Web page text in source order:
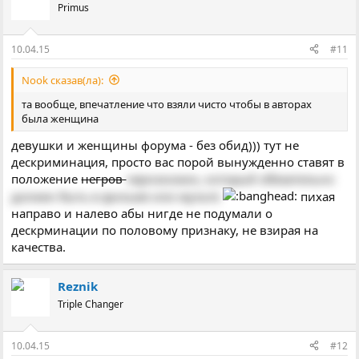
Primus
10.04.15 #11
Nook сказав(ла):
та вообще, впечатление что взяли чисто чтобы в авторах
была женщина
девушки и женщины форума - без обид))) тут не
дескриминация, просто вас порой вынужденно ставят в
положениенегровчернокожих, который обязательно
должен быть в фильме или мульте
пихая
направо и налево абы нигде не подумали о
дескрминации по половому признаку, не взирая на
качества.
Reznik
Triple Changer
10.04.15 #12